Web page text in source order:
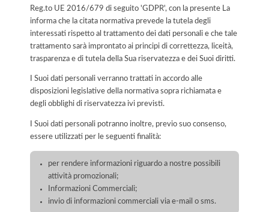
Reg.to UE 2016/679 di seguito 'GDPR', con la presente La
informa che la citata normativa prevede la tutela degli
interessati rispetto al trattamento dei dati personali e che tale
trattamento sarà improntato ai principi di correttezza, liceità,
trasparenza e di tutela della Sua riservatezza e dei Suoi diritti.
I Suoi dati personali verranno trattati in accordo alle
disposizioni legislative della normativa sopra richiamata e
degli obblighi di riservatezza ivi previsti.
I Suoi dati personali potranno inoltre, previo suo consenso,
essere utilizzati per le seguenti finalità:
per rendere informazioni riguardo a nostre possibili
attività promozionali;
Informazioni Commerciali;
invio di informazioni commerciali via e-mail o sms.